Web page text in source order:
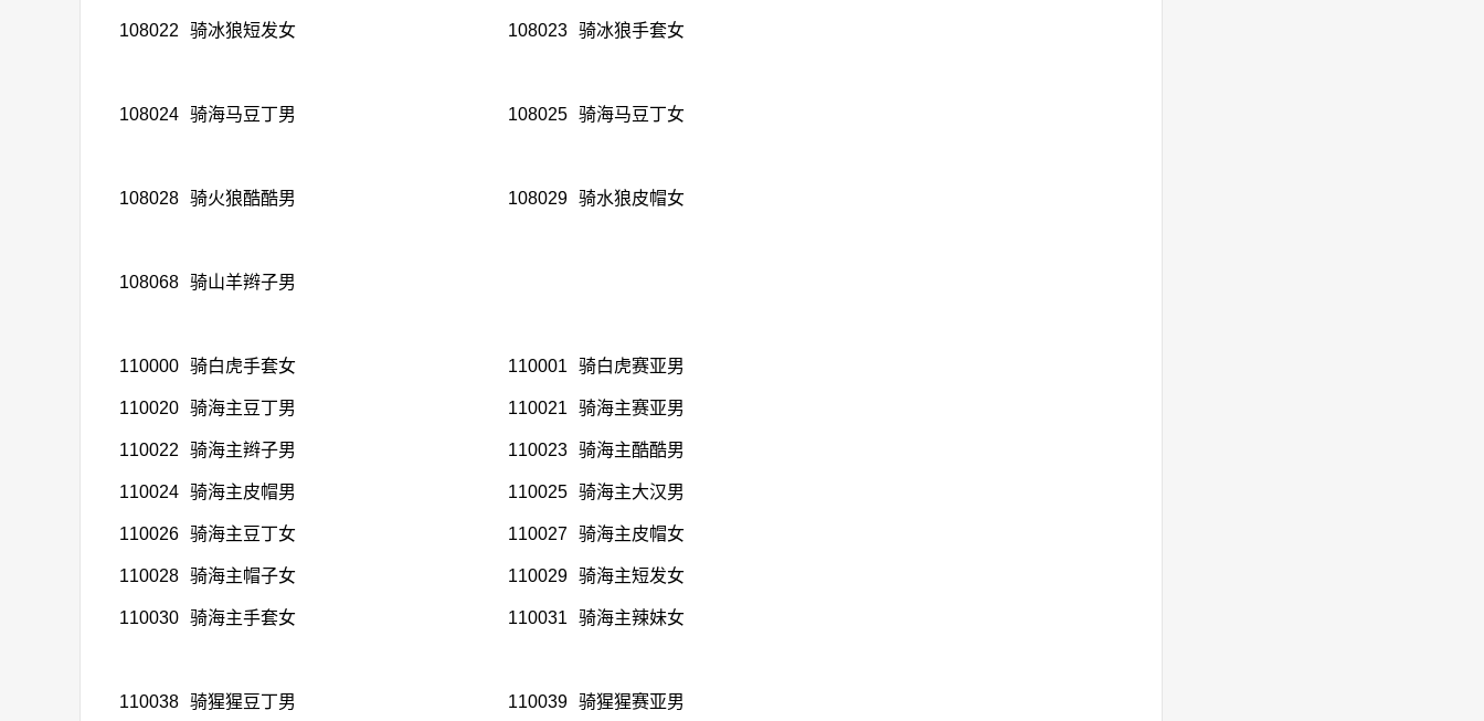
108022 骑冰狼短发女 108023 骑冰狼手套女
108024 骑海马豆丁男 108025 骑海马豆丁女
108028 骑火狼酷酷男 108029 骑水狼皮帽女
108068 骑山羊辫子男
110000 骑白虎手套女 110001 骑白虎赛亚男
110020 骑海主豆丁男 110021 骑海主赛亚男
110022 骑海主辫子男 110023 骑海主酷酷男
110024 骑海主皮帽男 110025 骑海主大汉男
110026 骑海主豆丁女 110027 骑海主皮帽女
110028 骑海主帽子女 110029 骑海主短发女
110030 骑海主手套女 110031 骑海主辣妹女
110038 骑猩猩豆丁男 110039 骑猩猩赛亚男